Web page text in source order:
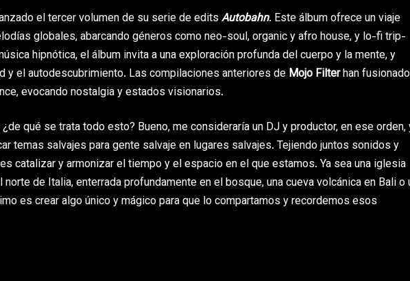
el tercer volumen de su serie de edits Autobahn. Este álbum ofrece un viaje
globales, abarcando géneros como neo-soul, organic y afro house, y lo-fi trip-
hipnótica, el álbum invita a una exploración profunda del cuerpo y la mente, y
y el autodescubrimiento. Las compilaciones anteriores de Mojo Filterhan
evocando nostalgia y estados visionarios.
qué se trata todo esto? Bueno, me consideraría un DJ y productor, en ese orden,
temas salvajes para gente salvaje en lugares salvajes. Tejiendo juntos sonidos y
catalizar y armonizar el tiempo y el espacio en el que estamos. Ya sea una iglesia
de Italia, enterrada profundamente en el bosque, una cueva volcánica en Bali o
es crear algo único y mágico para que lo compartamos y recordemos esos